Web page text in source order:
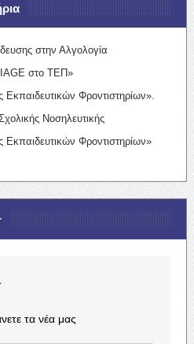
στην Αλγολογία
στο ΤΕΠ»
Φροντιστηρίων».
Νοσηλευτικής
Φροντιστηρίων»
τα νέα μας